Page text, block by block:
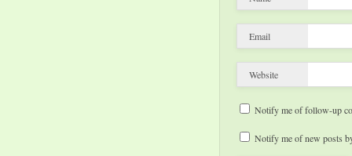
Email
Website
Notify me of follow-up
Notify me of new posts